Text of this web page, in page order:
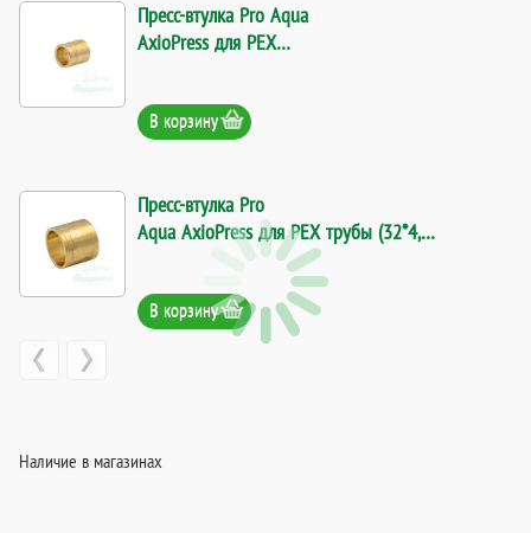
Пресс-втулка Pro Aqua
AxioPress для PEX
В корзину
Пресс-втулка Pro
Aqua AxioPress для PEX трубы (32*4,4).
В корзину
Наличие в магазинах